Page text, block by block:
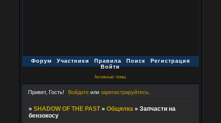
Форум Участники Правила Поиск
Регистрация
Войти
Активные темы
Привет, Гость! Войдите илизарегистрируйтесь
» SHADOW OF THE PAST » Общялка » Запчасти на
бензокосу